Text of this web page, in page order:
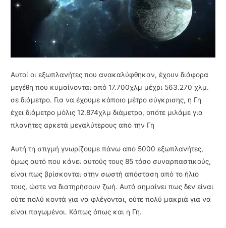
Αυτοί οι εξωπλανήτες που ανακαλύφθηκαν, έχουν διάφορα
μεγέθη που κυμαίνονται από 17.700χλμ μέχρι 563.270 χλμ.
σε διάμετρο. Για να έχουμε κάποιο μέτρο σύγκρισης, η Γη
έχει διάμετρο μόλις 12.874χλμ διάμετρο, οπότε μιλάμε για
πλανήτες αρκετά μεγαλύτερους από την Γη
Αυτή τη στιγμή γνωρίζουμε πάνω από 5000 εξωπλανήτες,
όμως αυτό που κάνει αυτούς τους 85 τόσο συναρπαστικούς,
είναι πως βρίσκονται στην σωστή απόσταση από το ήλιο
τους, ώστε να διατηρήσουν ζωή. Αυτό σημαίνει πως δεν είναι
ούτε πολύ κοντά για να φλέγονται, ούτε πολύ μακριά για να
είναι παγωμένοι. Κάπως όπως και η Γη.